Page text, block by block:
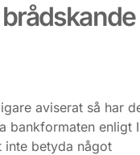
aviserat så har
bankformaten enligt
inte betyda något